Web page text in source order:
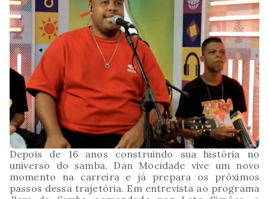
Depois de 16 anos construindo sua história no
universo do samba, Dan Mocidade vive um novo
momento na carreira e já prepara os próximos
passos dessa trajetória. Em entrevista ao programa